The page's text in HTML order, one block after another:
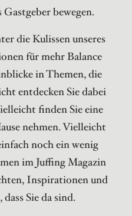
Gastgeber bewegen.
die Kulissen unseres
für mehr Balance
in Themen, die
entdecken Sie dabei
finden Sie eine
nehmen. Vielleicht
noch ein wenig
im Juffing Magazin
Inspirationen und
Sie da sind.